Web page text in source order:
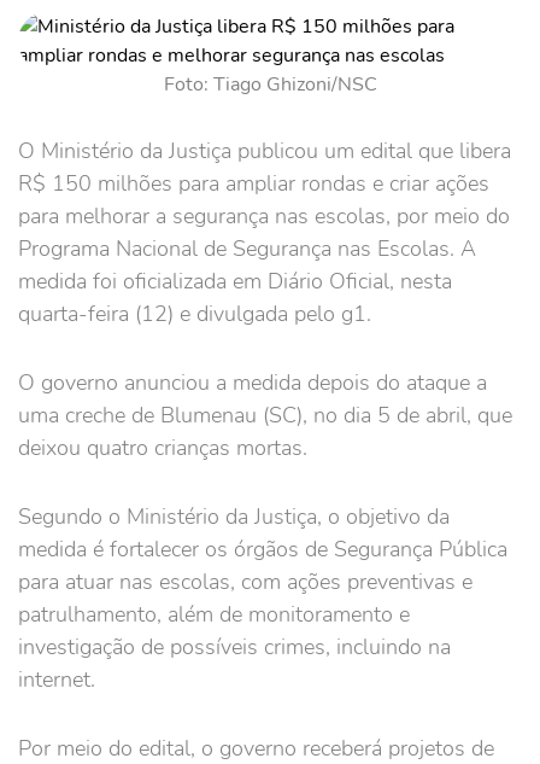
Foto: Tiago Ghizoni/NSC
O Ministério da Justiça publicou um edital que libera
R$ 150 milhões para ampliar rondas e criar ações
para melhorar a segurança nas escolas, por meio do
Programa Nacional de Segurança nas Escolas. A
medida foi oficializada em Diário Oficial, nesta
quarta-feira (12) e divulgada pelo g1.
O governo anunciou a medida depois do ataque a
uma creche de Blumenau (SC), no dia 5 de abril, que
deixou quatro crianças mortas.
Segundo o Ministério da Justiça, o objetivo da
medida é fortalecer os órgãos de Segurança Pública
para atuar nas escolas, com ações preventivas e
patrulhamento, além de monitoramento e
investigação de possíveis crimes, incluindo na
internet.
Por meio do edital, o governo receberá projetos de